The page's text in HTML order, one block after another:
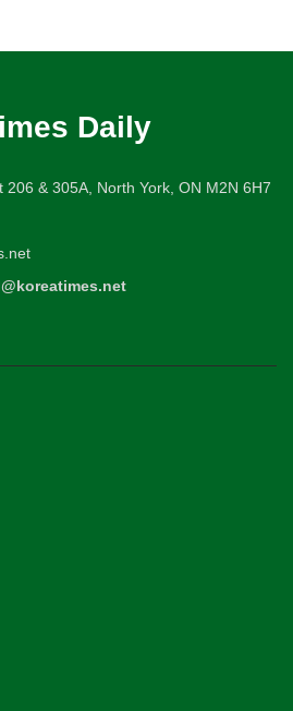
Daily
206 & 305A, North York, ON M2N 6H7